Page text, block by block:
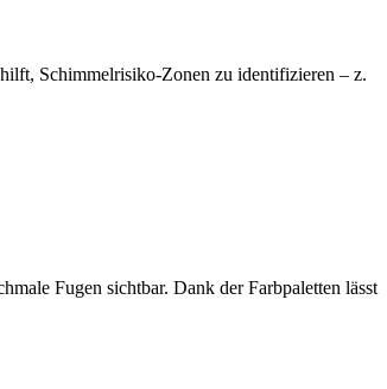
Schimmelrisiko-Zonen zu identifizieren – z.
Fugen sichtbar. Dank der Farbpaletten lässt